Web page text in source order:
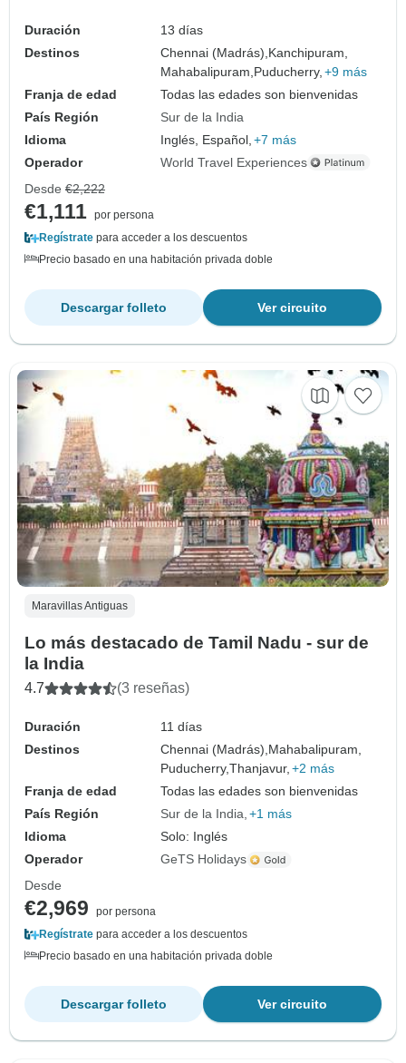
Duración
13 días
Destinos
Chennai (Madrás), Kanchipuram,
Mahabalipuram, Puducherry, +9 más
Franja de edad
Todas las edades son bienvenidas
País Región
Sur de la India
Idioma
Inglés, Español, +7 más
Operador
World Travel Experiences
Desde €2,222
€1,111 por persona
Regístrate para acceder a los descuentos
Precio basado en una habitación privada doble
Ver circuito
Descargar folleto
Maravillas Antiguas
Lo más destacado de Tamil Nadu - sur de
la India
4.7 (3 reseñas)
Duración
11 días
Destinos
Chennai (Madrás), Mahabalipuram,
Puducherry,Thanjavur, +2 más
Franja de edad
Todas las edades son bienvenidas
País Región
Sur de la India +1 más
Idioma
Solo: Inglés
Operador
GeTS Holidays
Desde
€2,969
por persona
Regístrate para acceder a los descuentos
Precio basado en una habitación privada doble
Ver circuito
Descargar folleto